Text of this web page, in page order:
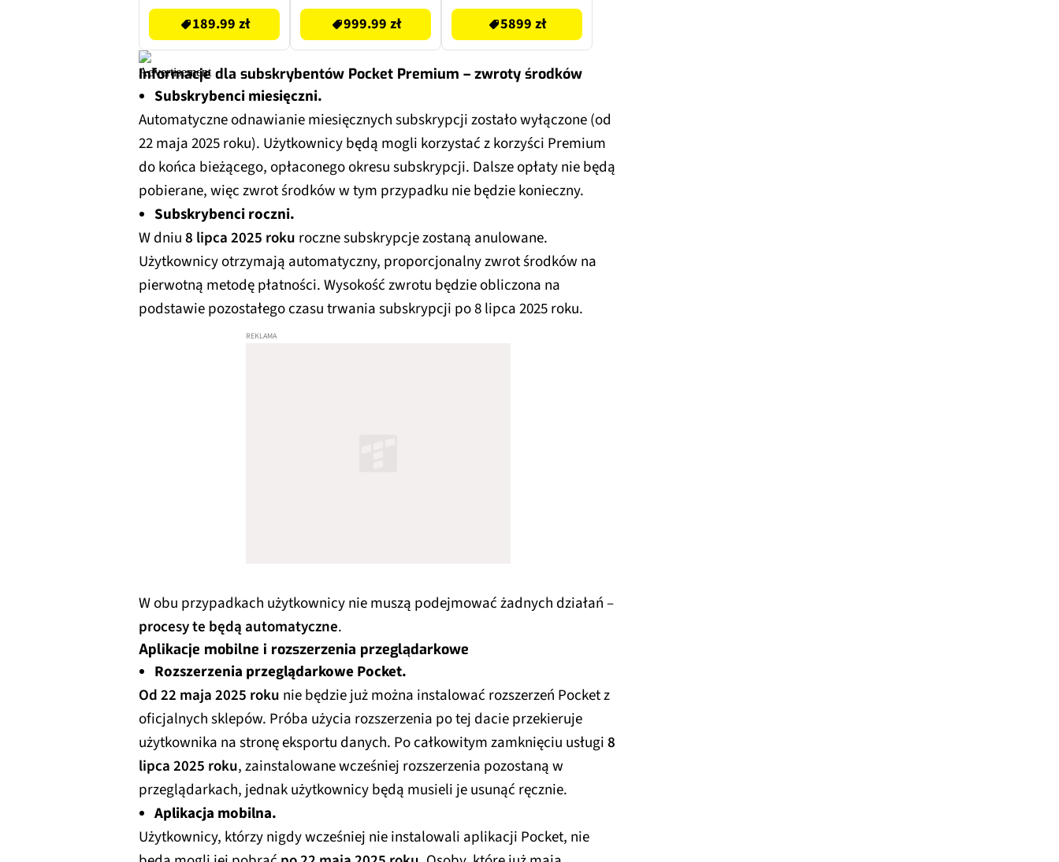
189.99 zł 999.99 zł 5899 zł
Informacje dla subskrybentów Pocket Premium – zwroty środków
Subskrybenci miesięczni.
Automatyczne odnawianie miesięcznych subskrypcji zostało wyłączone (od
22 maja 2025 roku). Użytkownicy będą mogli korzystać z korzyści Premium
do końca bieżącego, opłaconego okresu subskrypcji. Dalsze opłaty nie będą
pobierane, więc zwrot środków w tym przypadku nie będzie konieczny.
Subskrybenci roczni.
W dniu8 lipca 2025 roku roczne subskrypcje zostaną anulowane.
Użytkownicy otrzymają automatyczny, proporcjonalny zwrot środków na
pierwotną metodę płatności. Wysokość zwrotu będzie obliczona na
podstawie pozostałego czasu trwania subskrypcji po 8 lipca 2025 roku.
W obu przypadkach użytkownicy nie muszą podejmować żadnych działań –
procesy te będą automatyczne.
Aplikacje mobilne i rozszerzenia przeglądarkowe
Rozszerzenia przeglądarkowe Pocket.
Od 22 maja 2025 roku nie będzie już można instalować rozszerzeń Pocket z
oficjalnych sklepów. Próba użycia rozszerzenia po tej dacie przekieruje
użytkownika na stronę eksportu danych. Po całkowitym zamknięciu usługi8
lipca 2025 roku, zainstalowane wcześniej rozszerzenia pozostaną w
przeglądarkach, jednak użytkownicy będą musieli je usunąć ręcznie.
Aplikacja mobilna.
Użytkownicy, którzy nigdy wcześniej nie instalowali aplikacji Pocket, nie